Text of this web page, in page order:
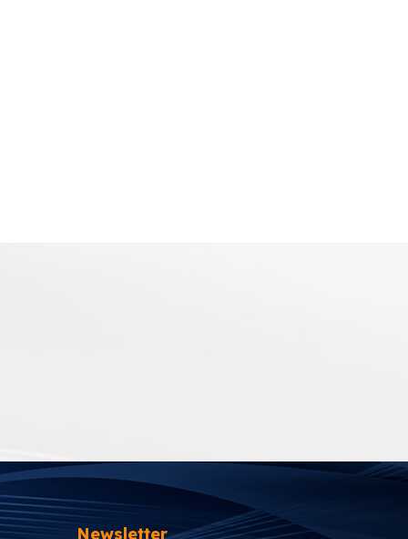
Newsletter